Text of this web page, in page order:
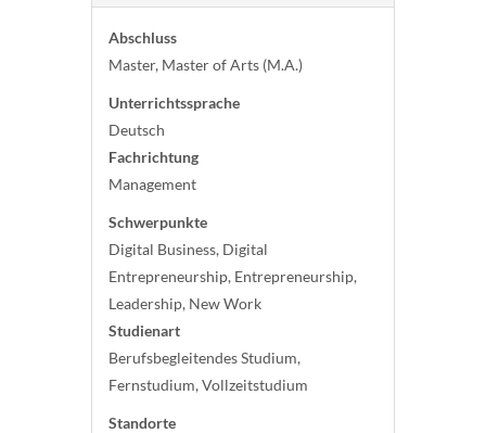
Abschluss
Master, Master of Arts (M.A.)
Unterrichtssprache
Deutsch
Fachrichtung
Management
Schwerpunkte
Digital Business, Digital
Entrepreneurship, Entrepreneurship,
Leadership, New Work
Studienart
Berufsbegleitendes Studium,
Fernstudium, Vollzeitstudium
Standorte